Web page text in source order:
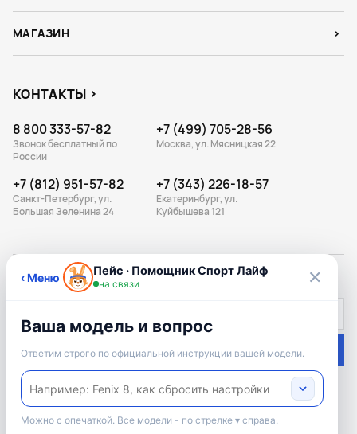
МАГАЗИН
КОНТАКТЫ
8 800 333-57-82
Звонок бесплатный по
России
+7 (499) 705-28-56
Москва, ул. Мясницкая 22
+7 (812) 951-57-82
Санкт-Петербург, ул.
Большая Зеленина 24
+7 (343) 226-18-57
Екатеринбург, ул.
Куйбышева 121
ПОДПИШИСЬ НА РАССЫЛКУ
Подписаться
Подписываясь на рассылку, вы соглашаетесь с условиями оферты
политикой конфиденциальности